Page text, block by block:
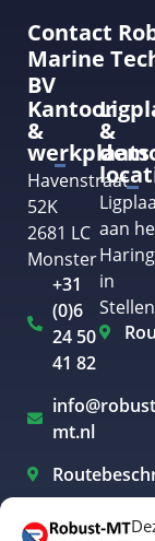
Contact
Marine
BV
Kantoor
&
werkplaats
Havenstraat
52K
2681 LC
Monster
+31
(0)6
24 50
41 82
mt.nl
&
aan
in